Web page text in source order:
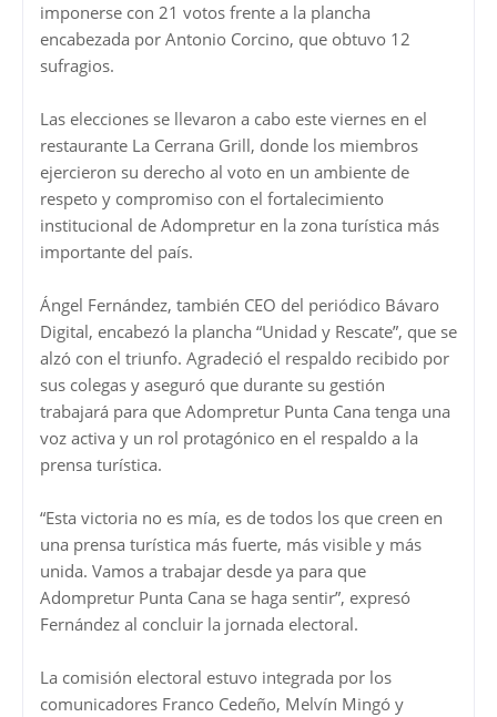
imponerse con 21 votos frente a la plancha
encabezada por Antonio Corcino, que obtuvo 12
sufragios.
Las elecciones se llevaron a cabo este viernes en el
restaurante La Cerrana Grill, donde los miembros
ejercieron su derecho al voto en un ambiente de
respeto y compromiso con el fortalecimiento
institucional de Adompretur en la zona turística más
importante del país.
Ángel Fernández, también CEO del periódico Bávaro
Digital, encabezó la plancha “Unidad y Rescate”, que se
alzó con el triunfo. Agradeció el respaldo recibido por
sus colegas y aseguró que durante su gestión
trabajará para que Adompretur Punta Cana tenga una
voz activa y un rol protagónico en el respaldo a la
prensa turística.
“Esta victoria no es mía, es de todos los que creen en
una prensa turística más fuerte, más visible y más
unida. Vamos a trabajar desde ya para que
Adompretur Punta Cana se haga sentir”, expresó
Fernández al concluir la jornada electoral.
La comisión electoral estuvo integrada por los
comunicadores Franco Cedeño, Melvín Mingó y